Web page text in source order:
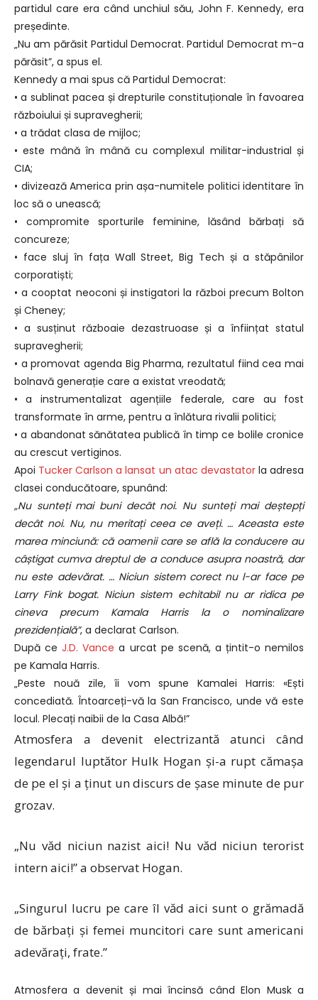
partidul care era când unchiul său, John F. Kennedy, era
președinte.
„Nu am părăsit Partidul Democrat. Partidul Democrat m-a
părăsit”, a spus el.
Kennedy a mai spus că Partidul Democrat:
• a sublinat pacea și drepturile constituționale în favoarea
războiului și supravegherii;
• a trădat clasa de mijloc;
• este mână în mână cu complexul militar-industrial și
CIA;
• divizează America prin așa-numitele politici identitare în
loc să o unească;
• compromite sporturile feminine, lăsând bărbați să
concureze;
• face sluj în fața Wall Street, Big Tech și a stăpânilor
corporatiști;
• a cooptat neoconi și instigatori la război precum Bolton
și Cheney;
• a susținut războaie dezastruoase și a înființat statul
supravegherii;
• a promovat agenda Big Pharma, rezultatul fiind cea mai
bolnavă generație care a existat vreodată;
• a instrumentalizat agențiile federale, care au fost
transformate în arme, pentru a înlătura rivalii politici;
• a abandonat sănătatea publică în timp ce bolile cronice
au crescut vertiginos.
Apoi Tucker Carlson a lansat un atac devastatorla adresa
clasei conducătoare, spunând:
„Nu sunteți mai buni decât noi. Nu sunteți mai deștepți
decât noi. Nu, nu meritați ceea ce aveți. … Aceasta este
marea minciună: că oamenii care se află la conducere au
câștigat cumva dreptul de a conduce asupra noastră, dar
nu este adevărat. … Niciun sistem corect nu l-ar face pe
Larry Fink bogat. Niciun sistem echitabil nu ar ridica pe
cineva precum Kamala Harris la o nominalizare
prezidențială”, a declarat Carlson.
După ceJ.D. Vance a urcat pe scenă, a țintit-o nemilos
pe Kamala Harris.
„Peste nouă zile, îi vom spune Kamalei Harris: «Ești
concediată. Întoarceți-vă la San Francisco, unde vă este
locul. Plecați naibii de la Casa Albă!”
Atmosfera a devenit electrizantă atunci când
legendarul luptător Hulk Hogan și-a rupt cămașa
de pe el și a ținut un discurs de șase minute de pur
grozav.
„Nu văd niciun nazist aici! Nu văd niciun terorist
intern aici!” a observat Hogan.
„Singurul lucru pe care îl văd aici sunt o grămadă
de bărbați și femei muncitori care sunt americani
adevărați, frate.”
Atmosfera a devenit și mai încinsă când Elon Musk a